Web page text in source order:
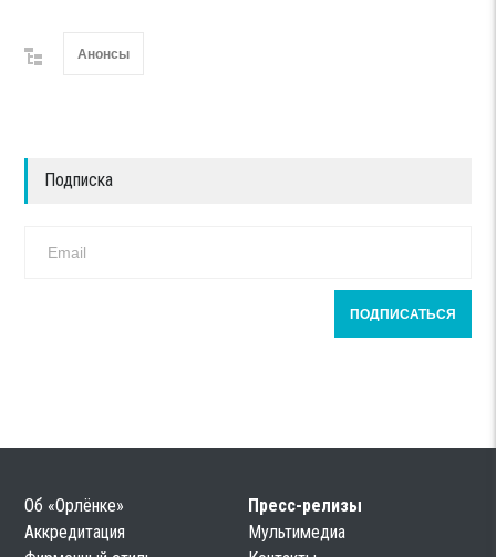
Анонсы
Подписка
Об «Орлёнке»
Пресс-релизы
Аккредитация
Мультимедиа